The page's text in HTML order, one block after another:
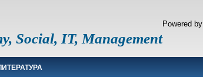
Social, IT, Management
Powered by